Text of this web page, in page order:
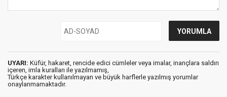
UYARI: Küfür, hakaret, rencide edici cümleler veya imalar, inançlara saldırı
içeren, imla kuralları ile yazılmamış,
Türkçe karakter kullanılmayan ve büyük harflerle yazılmış yorumlar
onaylanmamaktadır.